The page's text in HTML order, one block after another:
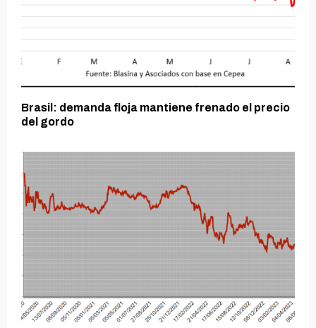
Brasil: demanda floja mantiene frenado el precio
del gordo